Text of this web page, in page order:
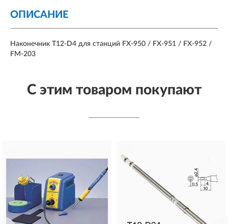
ОПИСАНИЕ
Наконечник T12-D4 для станций FX-950 / FX-951 / FX-952 /
FM-203
С этим товаром покупают